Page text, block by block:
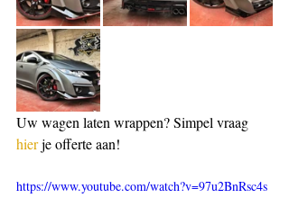
Uw wagen laten wrappen? Simpel vraag
hier je offerte aan!
https://www.youtube.com/watch?v=97u2BnRsc4s